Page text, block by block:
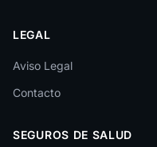
Málaga
Melilla
Murcia
LEGAL
Aviso Legal
Contacto
SEGUROS DE SALUD